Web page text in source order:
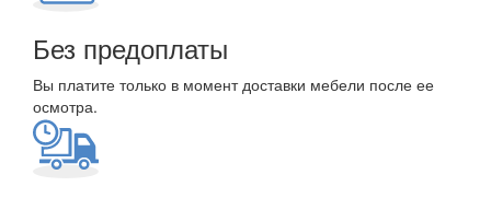
Без предоплаты
Вы платите только в момент доставки мебели после ее
осмотра.